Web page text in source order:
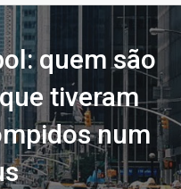
quem são
tiveram
num